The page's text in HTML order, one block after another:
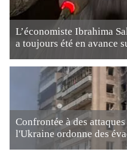
L’économiste Ibrahima
a toujours été en avance
Confrontée à des
l'Ukraine ordonne des